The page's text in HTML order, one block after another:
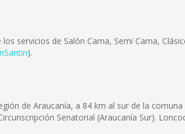
servicios de Salón Cama, Semi Cama,
).
de Araucanía, a 84 km al sur de la
Senatorial (Araucanía Sur).